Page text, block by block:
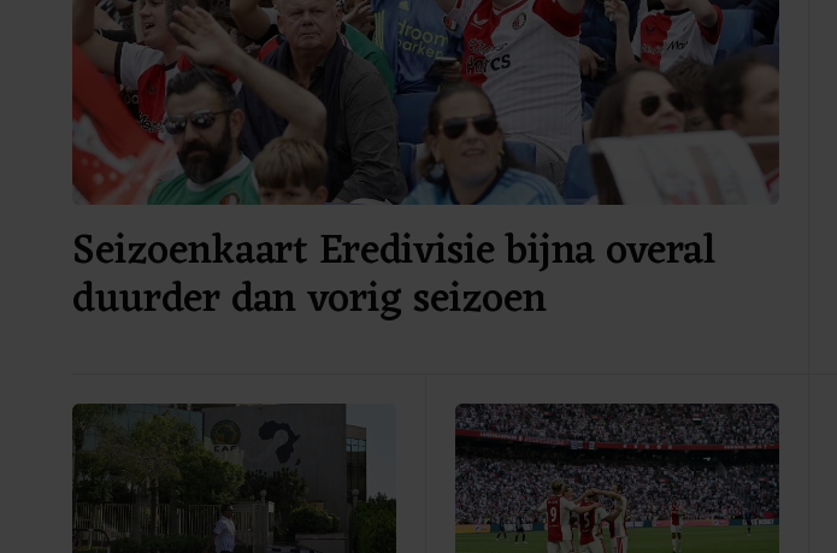
Seizoenkaart Eredivisie bijna overal
duurder dan vorig seizoen